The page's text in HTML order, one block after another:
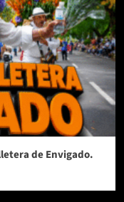
de Envigado.